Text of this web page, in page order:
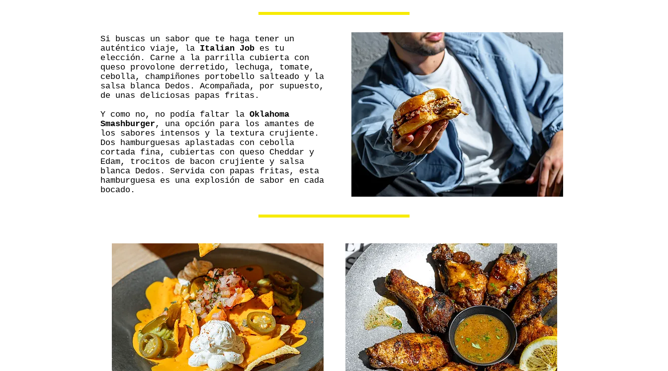
Si buscas un sabor que te haga tener un
auténtico viaje, la Italian Job es tu
elección. Carne a la parrilla cubierta con
queso provolone derretido, lechuga, tomate,
cebolla, champiñones portobello salteado y la
salsa blanca Dedos. Acompañada, por supuesto,
de unas deliciosas papas fritas.
Y como no, no podía faltar la Oklahoma
Smashburger , una opción para los amantes de
los sabores intensos y la textura crujiente.
Dos hamburguesas aplastadas con cebolla
cortada fina, cubiertas con queso Cheddar y
Edam, trocitos de bacon crujiente y salsa
blanca Dedos. Servida con papas fritas, esta
hamburguesa es una explosión de sabor en cada
bocado.